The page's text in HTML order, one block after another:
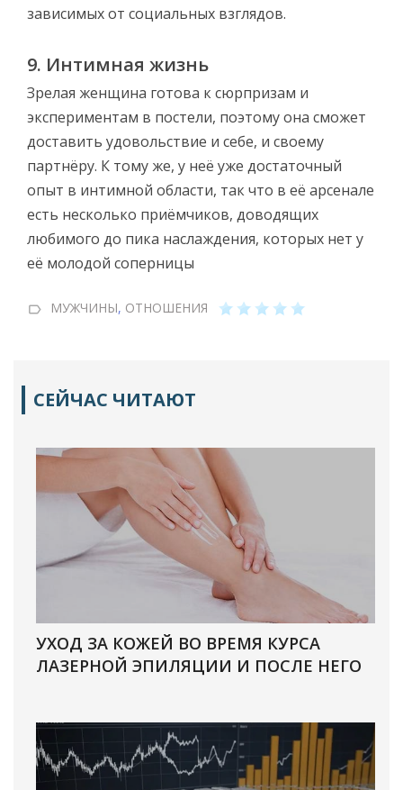
зависимых от социальных взглядов.
9. Интимная жизнь
Зрелая женщина готова к сюрпризам и
экспериментам в постели, поэтому она сможет
доставить удовольствие и себе, и своему
партнёру. К тому же, у неё уже достаточный
опыт в интимной области, так что в её арсенале
есть несколько приёмчиков, доводящих
любимого до пика наслаждения, которых нет у
её молодой соперницы
МУЖЧИНЫ, ОТНОШЕНИЯ
СЕЙЧАС ЧИТАЮТ
УХОД ЗА КОЖЕЙ ВО ВРЕМЯ КУРСА
ЛАЗЕРНОЙ ЭПИЛЯЦИИ И ПОСЛЕ НЕГО